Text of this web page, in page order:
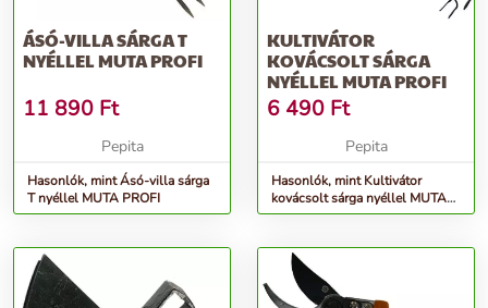
ÁSÓ-VILLA SÁRGA T
NYÉLLEL MUTA PROFI
11 890 Ft
Pepita
Hasonlók, mint Ásó-villa sárga
T nyéllel MUTA PROFI
KULTIVÁTOR
KOVÁCSOLT SÁRGA
NYÉLLEL MUTA PROFI
6 490 Ft
Pepita
Hasonlók, mint Kultivátor
kovácsolt sárga nyéllel MUTA
PROFI